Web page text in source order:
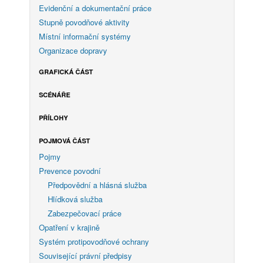
Evidenční a dokumentační práce
Stupně povodňové aktivity
Místní informační systémy
Organizace dopravy
GRAFICKÁ ČÁST
SCÉNÁŘE
PŘÍLOHY
POJMOVÁ ČÁST
Pojmy
Prevence povodní
Předpovědní a hlásná služba
Hlídková služba
Zabezpečovací práce
Opatření v krajině
Systém protipovodňové ochrany
Související právní předpisy